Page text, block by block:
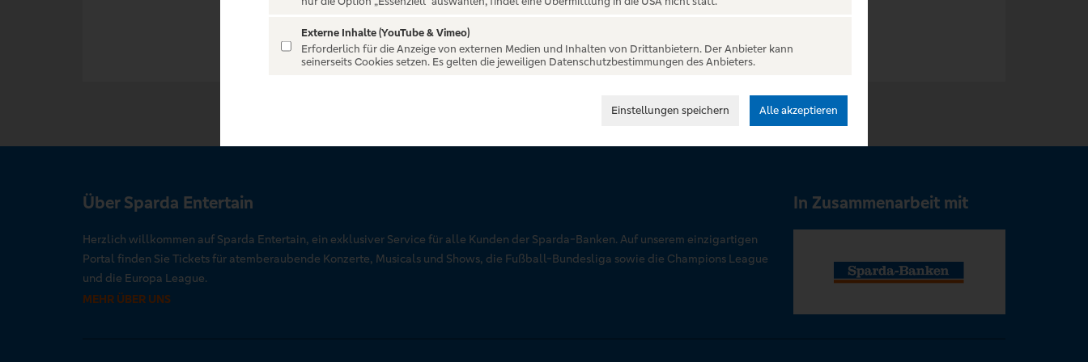
Über Sparda Entertain
Herzlich willkommen auf Sparda Entertain, ein exklusiver Service für alle Kunden der Sparda-Banken. Auf unserem einzigartigen
Portal finden Sie Tickets für atemberaubende Konzerte, Musicals und Shows, die Fußball-Bundesliga sowie die Champions League
und die Europa League.
MEHR ÜBER UNS
In Zusammenarbeit mit
Externe Inhalte (YouTube & Vimeo)
Erforderlich für die Anzeige von externen Medien und Inhalten von Drittanbietern. Der Anbieter kann
seinerseits Cookies setzen. Es gelten die jeweiligen Datenschutzbestimmungen des Anbieters.
Einstellungen speichern Alle akzeptieren